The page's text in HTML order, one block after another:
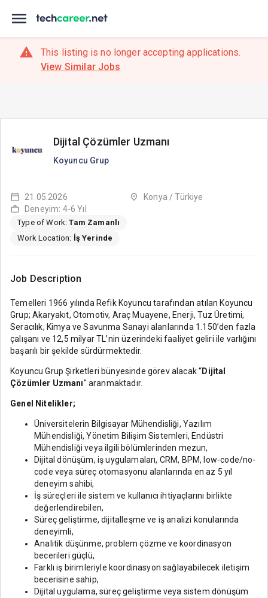
This listing is no longer accepting applications.
View Similar Jobs
Dijital Çözümler Uzmanı
Koyuncu Grup
21.05.2026
Konya / Türkiye
Deneyim: 4-6 Yıl
Type of Work:Tam Zamanlı
Work Location: İş Yerinde
Job Description
Temelleri 1966 yılında Refik Koyuncu tarafından atılan Koyuncu
Grup; Akaryakıt, Otomotiv, Araç Muayene, Enerji, Tuz Üretimi,
Seracılık, Kimya ve Savunma Sanayi alanlarında 1.150’den fazla
çalışanı ve 12,5 milyar TL’nin üzerindeki faaliyet geliri ile varlığını
başarılı bir şekilde sürdürmektedir.
Koyuncu Grup Şirketleri bünyesinde görev alacak “Dijital
Çözümler Uzmanı" aranmaktadır.
Genel Nitelikler;
Üniversitelerin Bilgisayar Mühendisliği, Yazılım
Mühendisliği, Yönetim Bilişim Sistemleri, Endüstri
Mühendisliği veya ilgili bölümlerinden mezun,
Dijital dönüşüm, iş uygulamaları, CRM, BPM, low-code/no-
code veya süreç otomasyonu alanlarında en az 5 yıl
deneyim sahibi,
İş süreçleri ile sistem ve kullanıcı ihtiyaçlarını birlikte
değerlendirebilen,
Süreç geliştirme, dijitalleşme ve iş analizi konularında
deneyimli,
Analitik düşünme, problem çözme ve koordinasyon
becerileri güçlü,
Farklı iş birimleriyle koordinasyon sağlayabilecek iletişim
becerisine sahip,
Dijital uygulama, süreç geliştirme veya sistem dönüşüm